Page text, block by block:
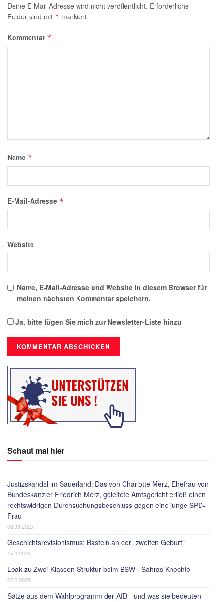
Deine E-Mail-Adresse wird nicht veröffentlicht. Erforderliche
Felder sind mit * markiert
Kommentar *
Name *
E-Mail-Adresse *
Website
Name, E-Mail-Adresse und Website in diesem Browser für
meinen nächsten Kommentar speichern.
Ja, bitte fügen Sie mich zur Newsletter-Liste hinzu
Schaut mal hier
Justizskandal im Sauerland: Das von Charlotte Merz, Ehefrau von
Bundeskanzler Friedrich Merz, geleitete Amtsgericht erließ einen
rechtswidrigen Durchsuchungsbeschluss gegen eine junge SPD-
Frau
08.09.2025
Geschichtsrevisionismus: Basteln an der „zweiten Geburt“
15.4.2025
Leak zu Zwei-Klassen-Struktur beim BSW - Sahras Knechte
22.2.2025
Sätze aus dem Wahlprogramm der AfD - und was sie bedeuten